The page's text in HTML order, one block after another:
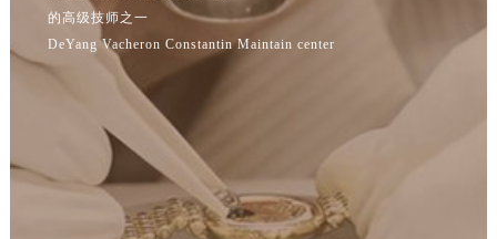
的高级技师之一
DeYang Vacheron Constantin Maintain center